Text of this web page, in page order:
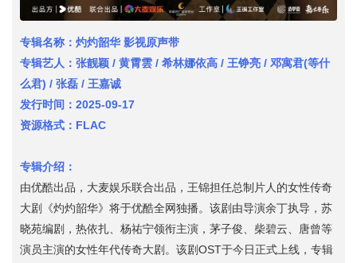
专辑名称：灼灼韶华 影视原声带
专辑艺人：张靓颖 / 黄霄雲 / 希林娜依高 / 王铮亮 / 邓寓君(等什
么君) / 张磊 / 王嘉诚
发行时间：2025-09-17
资源格式：FLAC
专辑介绍：
由优酷出品，大麦娱乐联合出品，王锦担任总制片人的女性传奇
大剧《灼灼韶华》将于优酷全网独播。该剧由导演余丁执导，苏
晓苑编剧，热依扎、杨祐宁领衔主演，茅子俊、柴碧云、唐曾等
演员主演的女性年代传奇大剧。该剧OST于今日正式上线，专辑